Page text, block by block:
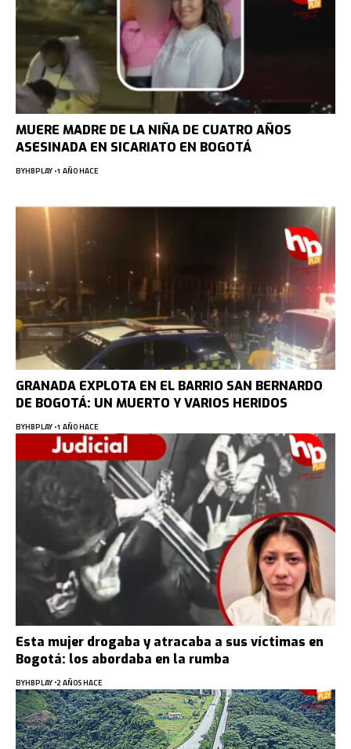
MUERE MADRE DE LA NIÑA DE CUATRO AÑOS
ASESINADA EN SICARIATO EN BOGOTÁ
BYHBPLAY 1 AÑO HACE
GRANADA EXPLOTA EN EL BARRIO SAN BERNARDO
DE BOGOTÁ: UN MUERTO Y VARIOS HERIDOS
BYHBPLAY 1 AÑO HACE
Esta mujer drogaba y atracaba a sus víctimas en
Bogotá: los abordaba en la rumba
BYHBPLAY 2 AÑOS HACE